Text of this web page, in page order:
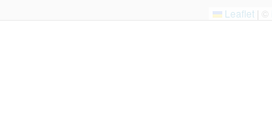
Leaflet |